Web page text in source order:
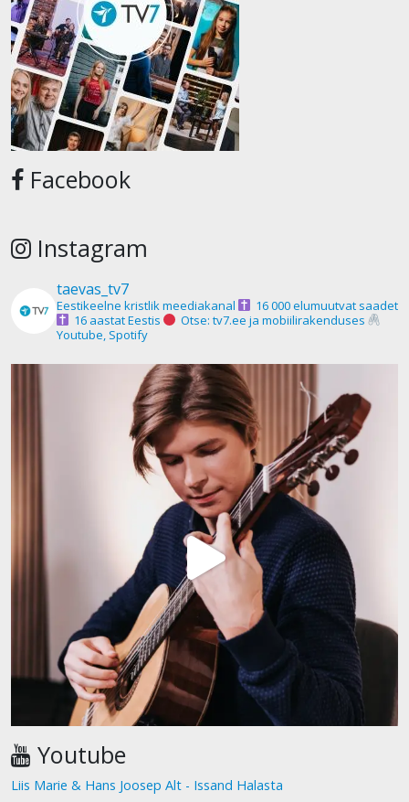
Facebook
Instagram
taevas_tv7
Eestikeelne kristlik meediakanal
16 000 elumuutvat saadet
16 aastat Eestis
Otse: tv7.ee ja mobiilirakenduses
Youtube, Spotify
Youtube
Liis Marie & Hans Joosep Alt - Issand Halasta